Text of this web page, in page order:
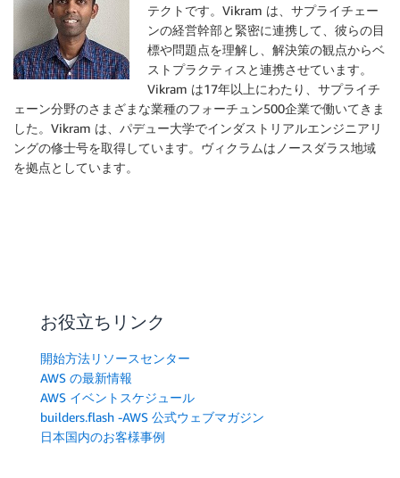
テクトです。Vikram は、サプライチェー
ンの経営幹部と緊密に連携して、彼らの目
標や問題点を理解し、解決策の観点からベ
ストプラクティスと連携させています。
Vikram は17年以上にわたり、サプライチ
ェーン分野のさまざまな業種のフォーチュン500企業で働いてきま
した。Vikram は、パデュー大学でインダストリアルエンジニアリ
ングの修士号を取得しています。ヴィクラムはノースダラス地域
を拠点としています。
お役立ちリンク
開始方法リソースセンター
AWS の最新情報
AWS イベントスケジュール
builders.flash -AWS 公式ウェブマガジン
日本国内のお客様事例